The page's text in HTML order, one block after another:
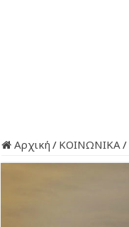
Αρχική / ΚΟΙΝΩΝΙΚΑ/